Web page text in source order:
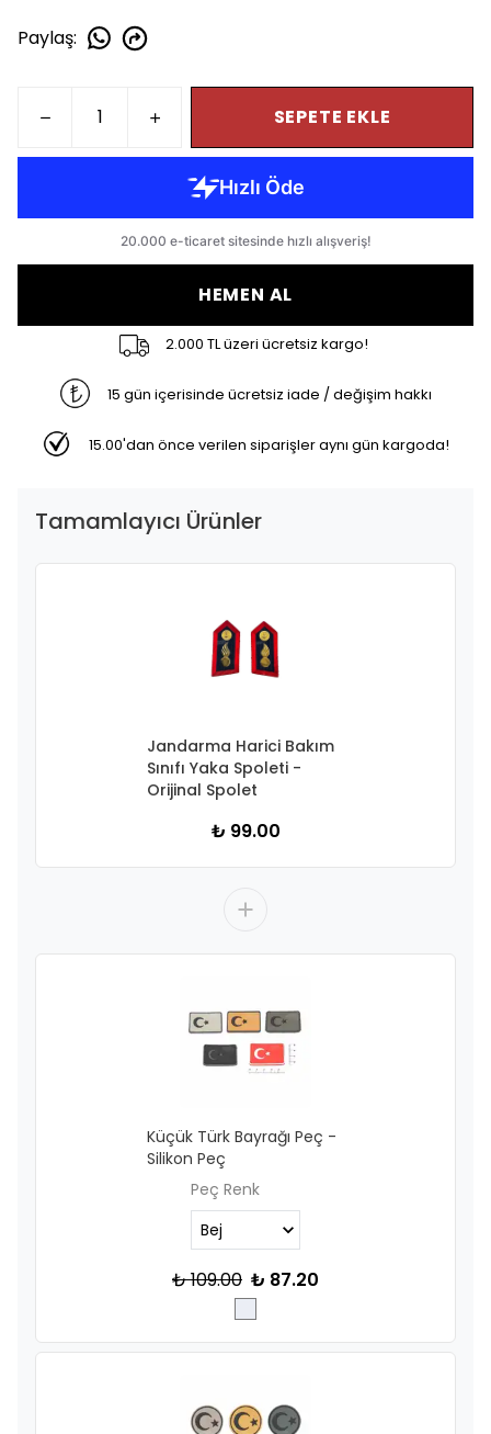
Paylaş:
SEPETE EKLE
HEMEN AL
2.000 TL üzeri ücretsiz kargo!
15 gün içerisinde ücretsiz iade / değişim hakkı
15.00'dan önce verilen siparişler aynı gün kargoda!
Tamamlayıcı Ürünler
Jandarma Harici Bakım
Sınıfı Yaka Spoleti -
Orijinal Spolet
₺ 99.00
Küçük Türk Bayrağı Peç -
Silikon Peç
Peç Renk
₺ 109.00 ₺ 87.20